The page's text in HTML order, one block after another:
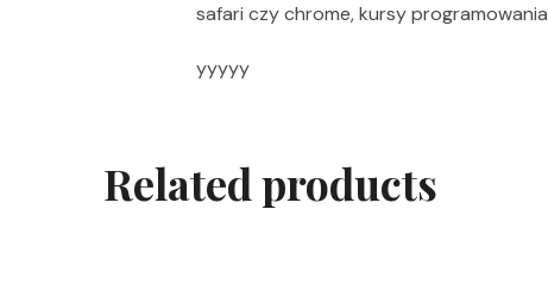
safari czy chrome, kursy programowania
yyyyy
Related products